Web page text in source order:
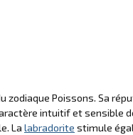
zodiaque Poissons. Sa
intuitif et sensible
La labradorite stimule